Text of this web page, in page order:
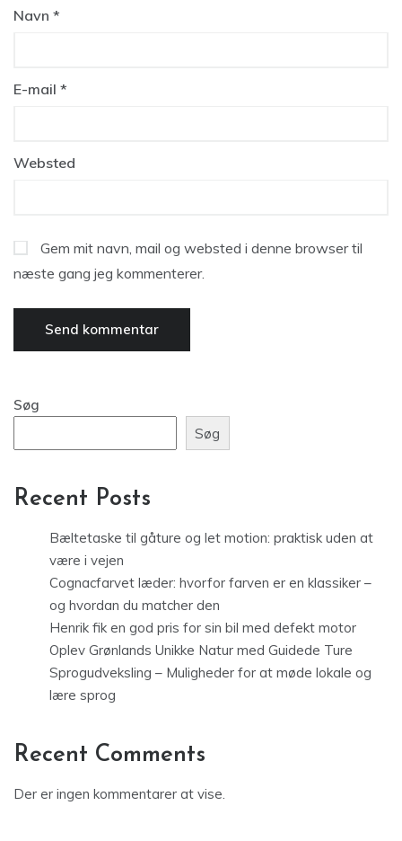
Navn *
E-mail *
Websted
Gem mit navn, mail og websted i denne browser til
næste gang jeg kommenterer.
Søg
Søg
Recent Posts
Bæltetaske til gåture og let motion: praktisk uden at
være i vejen
Cognacfarvet læder: hvorfor farven er en klassiker –
og hvordan du matcher den
Henrik fik en god pris for sin bil med defekt motor
Oplev Grønlands Unikke Natur med Guidede Ture
Sprogudveksling – Muligheder for at møde lokale og
lære sprog
Recent Comments
Der er ingen kommentarer at vise.